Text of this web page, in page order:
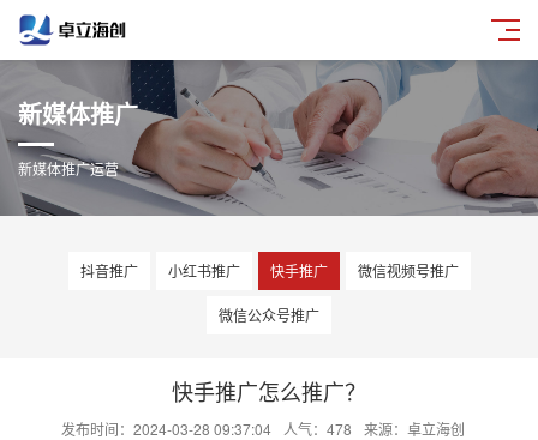
新媒体推广
新媒体推广运营
抖音推广 小红书推广 快手推广 微信视频号推广
微信公众号推广
快手推广怎么推广？
发布时间：2024-03-28 09:37:04 人气：478 来源：卓立海创